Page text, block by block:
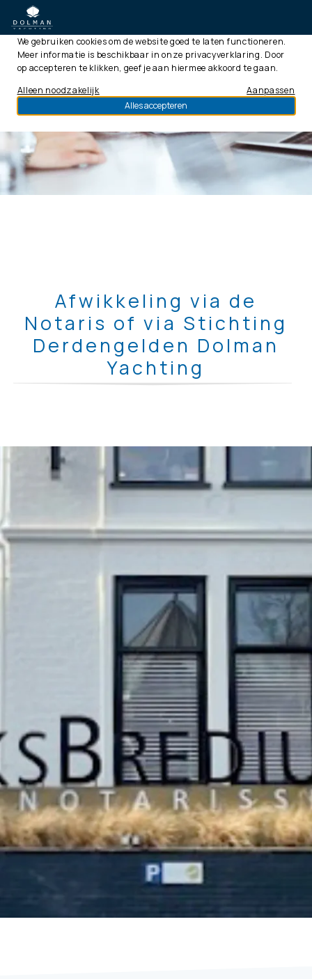
Afwikkeling via de
Notaris of via Stichting
Derdengelden Dolman
Yachting
te
boek gesteld
Notariskantoor RijksBredius
Deze website gebruikt cookies
We gebruiken cookies om de website goed te laten functioneren.
Meer informatie is beschikbaar in onze privacyverklaring. Door
op accepteren te klikken, geef je aan hiermee akkoord te gaan.
Alles accepteren
Aanpassen
Alleen noodzakelijk